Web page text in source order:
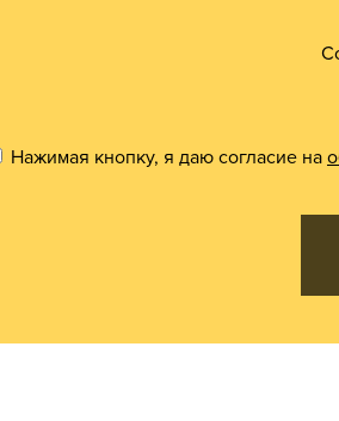
Нажимая кнопку, я даю согласие на